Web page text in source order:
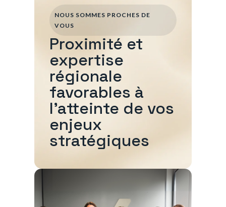
NOUS SOMMES PROCHES DE
VOUS
Proximité et
expertise
régionale
favorables à
l'atteinte de vos
enjeux
stratégiques